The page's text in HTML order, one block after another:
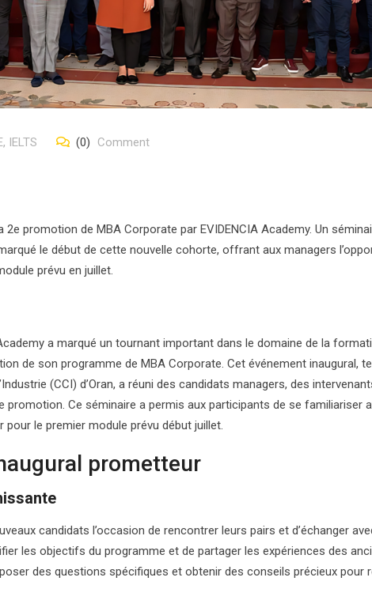
, IELTS (0) Comment
promotion de MBA Corporate par EVIDENCIA Academy. Un
le début de cette nouvelle cohorte, offrant aux managers
prévu en juillet.
a marqué un tournant important dans le domaine de la
de son programme de MBA Corporate. Cet événement inaugural,
(CCI) d’Oran, a réuni des candidats managers, des
promotion. Ce séminaire a permis aux participants de se familiariser
le premier module prévu début juillet.
prometteur
candidats l’occasion de rencontrer leurs pairs et d’échanger
les objectifs du programme et de partager les expériences des
des questions spécifiques et obtenir des conseils précieux pour